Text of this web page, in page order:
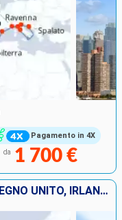
Pagamento in 4X
da 1 700 €
PAESI BASSI, BELGIO, FRANCIA, REGNO UNITO, IRLANDA, CANADA, STATI UNITI